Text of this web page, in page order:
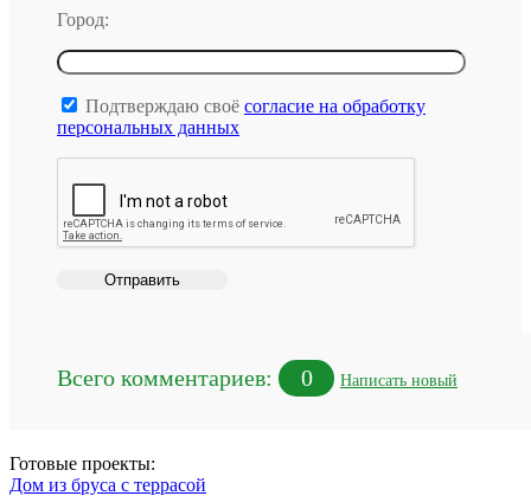
Город:
Подтверждаю своё согласие на обработку
персональных данных
Всего комментариев: 0 Написать новый
Готовые проекты:
Дом из бруса с террасой